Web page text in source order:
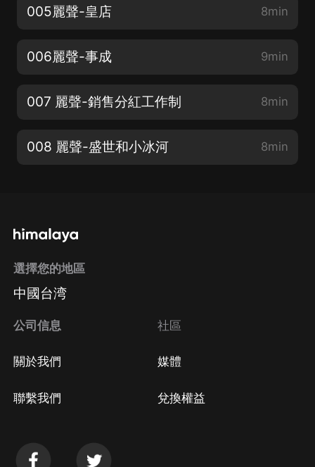
005麗聲-皇店 8min
006麗聲-事成 9min
007 麗聲-銷售分紅工作制 8min
008 麗聲-盛世和小冰河 8min
選擇您的地區
中國台湾
公司信息
關於我們
聯繫我們
社區
媒體
兌換權益